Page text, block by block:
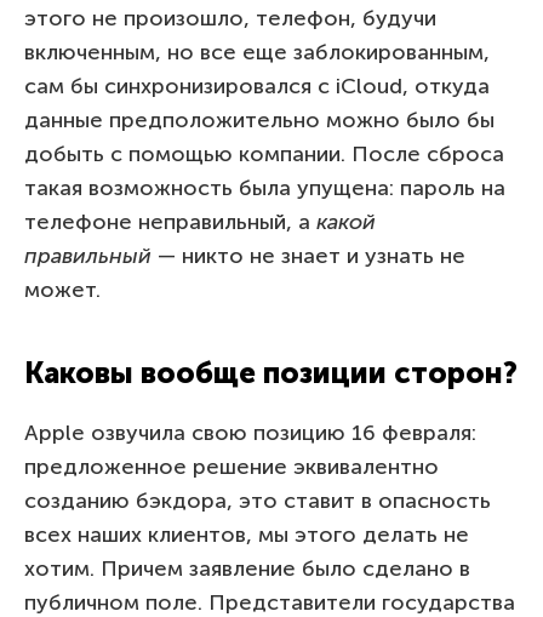
этого не произошло, телефон, будучи
включенным, но все еще заблокированным,
сам бы синхронизировался с iCloud, откуда
данные предположительно можно было бы
добыть с помощью компании. После сброса
такая возможность была упущена: пароль на
телефоне неправильный, а какой
правильный — никто не знает и узнать не
может.
Каковы вообще позиции сторон?
Apple озвучила свою позицию 16 февраля:
предложенное решение эквивалентно
созданию бэкдора, это ставит в опасность
всех наших клиентов, мы этого делать не
хотим. Причем заявление было сделано в
публичном поле. Представители государства